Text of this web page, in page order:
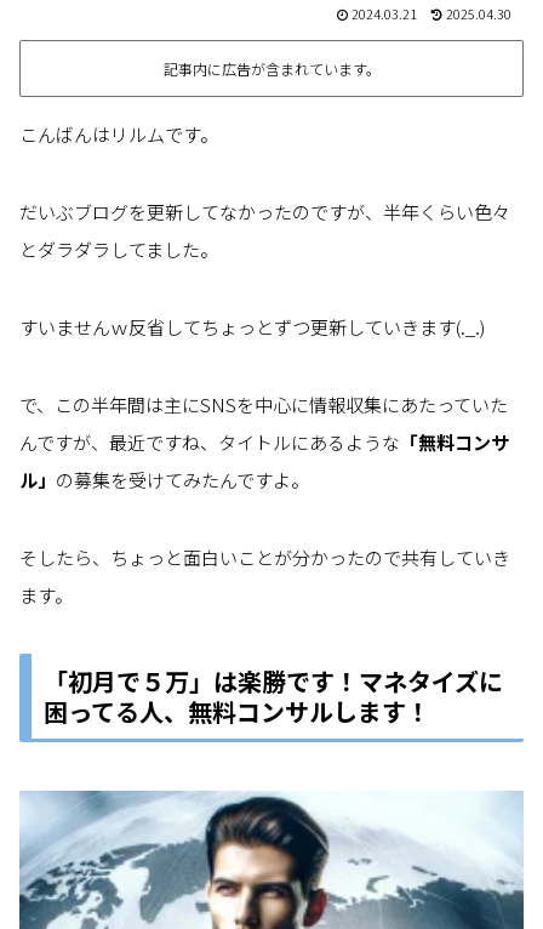
2024.03.21 2025.04.30
記事内に広告が含まれています。
こんばんはリルムです。
だいぶブログを更新してなかったのですが、半年くらい色々
とダラダラしてました。
すいませんｗ反省してちょっとずつ更新していきます(._.)
で、この半年間は主にSNSを中心に情報収集にあたっていた
んですが、最近ですね、タイトルにあるような 「無料コンサ
ル」 の募集を受けてみたんですよ。
そしたら、ちょっと面白いことが分かったので共有していき
ます。
「初月で５万」は楽勝です！マネタイズに
困ってる人、無料コンサルします！